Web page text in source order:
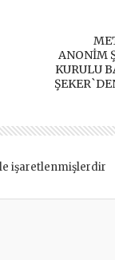
ANONİM
KURULU
işaretlenmişlerdir